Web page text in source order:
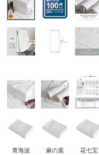
青海波 麻の葉 花七宝